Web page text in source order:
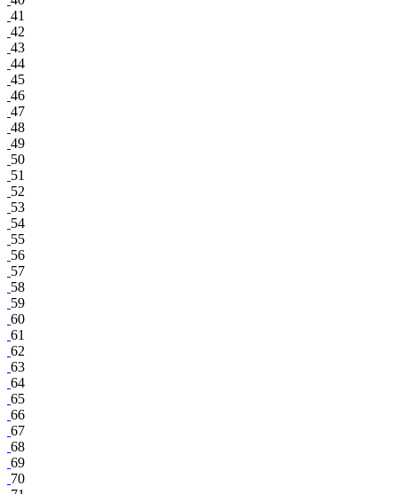
41
42
43
44
45
46
47
48
49
50
51
52
53
54
55
56
57
58
59
60
61
62
63
64
65
66
67
68
69
70